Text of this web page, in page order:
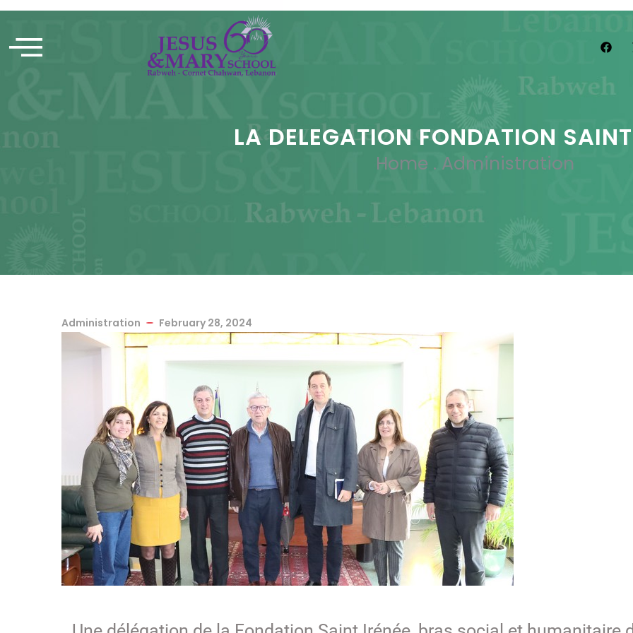
LA DELEGATION FONDATION SAINT
Home . Administration
Administration February 28, 2024